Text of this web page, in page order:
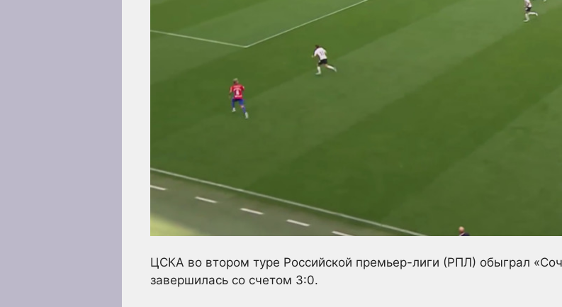
ЦСКА во втором туре Российской премьер-лиги (РПЛ) обыграл
завершилась со счетом 3:0.